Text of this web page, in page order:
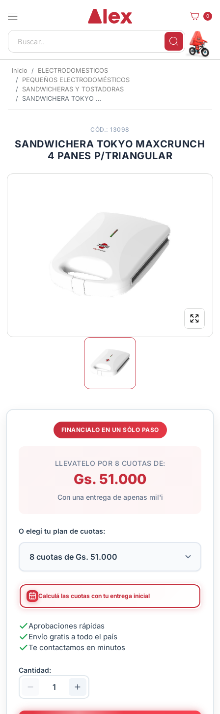
0
Inicio
ELECTRODOMESTICOS
PEQUEÑOS ELECTRODOMÉSTICOS
SANDWICHERAS Y TOSTADORAS
SANDWICHERA TOKYO MAXCRUNCH 4 PANES P/TRIANGULAR
CÓD.: 13098
SANDWICHERA TOKYO MAXCRUNCH
4 PANES P/TRIANGULAR
FINANCIALO EN UN SÓLO PASO
LLEVATELO POR 8 CUOTAS DE:
Gs. 51.000
Con una entrega de apenas mil'i
O elegí tu plan de cuotas:
Calculá las cuotas con tu entrega inicial
Aprobaciones rápidas
Envío gratis a todo el país
Te contactamos en minutos
Cantidad: